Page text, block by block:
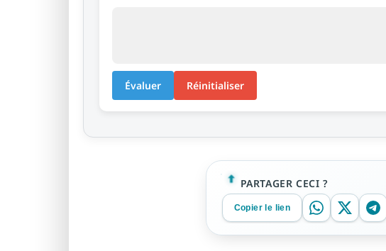
Évaluer Réinitialiser
PARTAGER CECI ?
Copier le lien